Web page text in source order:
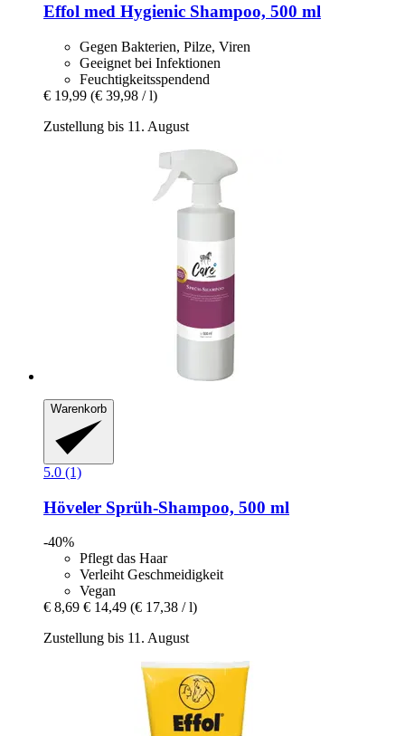
Effol med Hygienic Shampoo, 500 ml
Gegen Bakterien, Pilze, Viren
Geeignet bei Infektionen
Feuchtigkeitsspendend
€ 19,99 (€ 39,98 / l)
Zustellung bis 11. August
Warenkorb
5.0 (1)
Höveler Sprüh-​Shampoo, 500 ml
-40%
Pflegt das Haar
Verleiht Geschmeidigkeit
Vegan
€ 8,69 € 14,49 (€ 17,38 / l)
Zustellung bis 11. August